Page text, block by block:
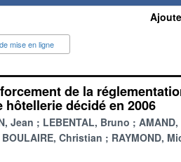
mise en ligne
de la
décidé en 2006
Jean LEBENTAL, Bruno
BOULAIRE, Christian
RAYMOND,